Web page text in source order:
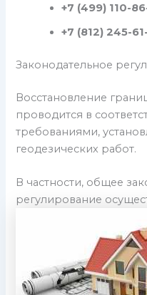
+7 (499) 110-
+7 (812) 245-
Законодательное
Восстановление
проводится в
требованиями,
геодезических работ.
В частности, общее
регулирование